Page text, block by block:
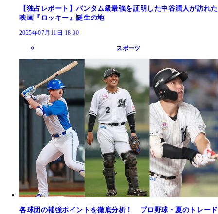
【独占レポート】バンタム級最強を証明した中谷潤人が訪れた
映画『ロッキー』誕生の地
2025年07月11日 18:00
スポーツ
各球団の補強ポイントを徹底分析！ プロ野球・夏のトレード